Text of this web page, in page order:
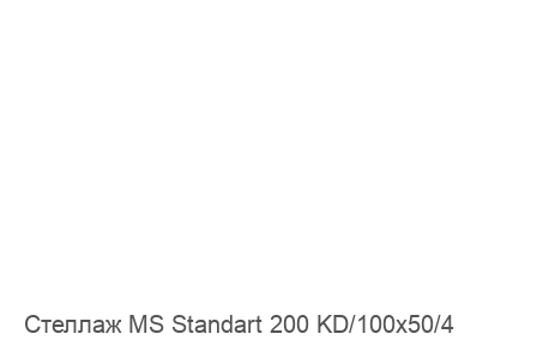
Стеллаж MS Standart 200 KD/100х50/4